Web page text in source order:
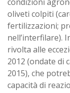
oliveti colpiti
fertilizzazioni;
nell’interfilare).
rivolta alle
2012 (ondate di
2015), che
capacità di